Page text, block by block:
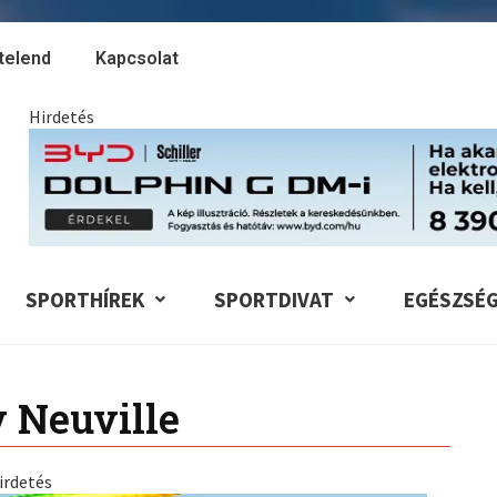
Kapcsolat
Hirdetés
SPORTHÍREK SPORTDIVAT EGÉSZSÉG
Neuville